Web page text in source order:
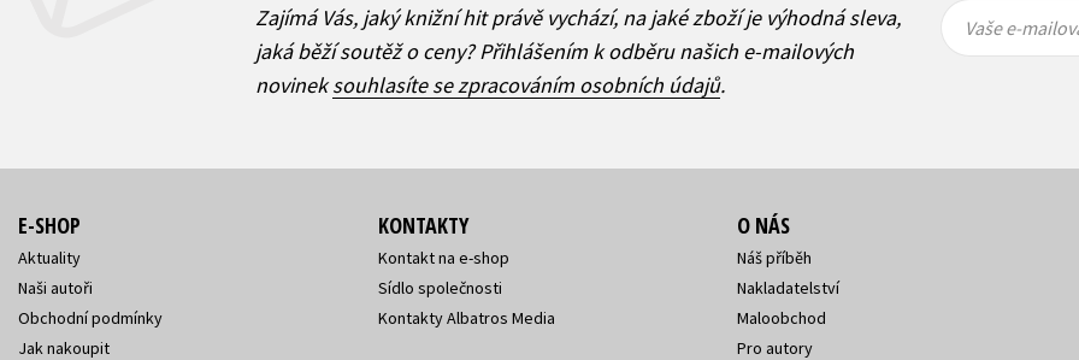
Zajímá Vás, jaký knižní hit právě vychází, na jaké zboží je výhodná sleva,
jaká běží soutěž o ceny? Přihlášením k odběru našich e-mailových
novineksouhlasíte se zpracováním osobních údajů.
mailová
mailová
Vaše e-
E-SHOP
Aktuality
Naši autoři
Obchodní podmínky
Jak nakoupit
KONTAKTY
Kontakt na e-shop
Sídlo společnosti
Kontakty Albatros Media
O NÁS
Náš příběh
Nakladatelství
Maloobchod
Pro autory